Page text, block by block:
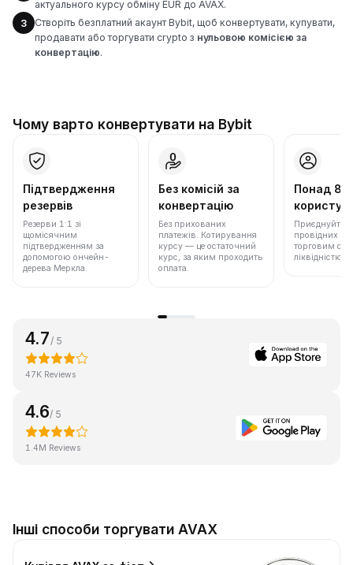
актуального курсу обміну EUR до AVAX.
3
Створіть безплатний акаунт Bybit, щоб конвертувати, купувати,
продавати або торгувати crypto з нульовою комісією за
конвертацію.
Чому варто конвертувати на Bybit
Підтвердження
резервів
Резерви 1:1 зі
щомісячним
підтвердженням за
допомогою ончейн-
дерева Меркла.
Без комісій за
конвертацію
Без прихованих
платежів. Котирування
курсу — це остаточний
курс, за яким проходить
оплата.
Понад 86
Приєднуйтеся
провідних
торговим
ліквідністю.
4.7 / 5
47K Reviews
4.6/ 5
1.4M Reviews
Інші способи торгувати AVAX